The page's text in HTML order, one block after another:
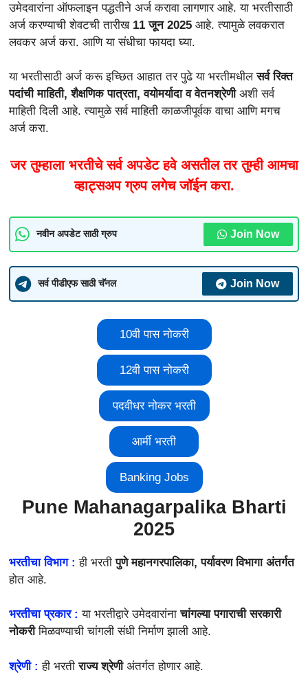
उमेदवारांना ऑफलाइन पद्धतीने अर्ज करावा लागणार आहे. या भरतीसाठी
अर्ज करण्याची शेवटची तारीख11 जून 2025 आहे. त्यामुळे लवकरात
लवकर अर्ज करा. आणि या संधीचा फायदा घ्या.
या भरतीसाठी अर्ज करू इच्छित आहात तर पुढे या भरतीमधीलसर्व रिक्त
पदांची माहिती, शैक्षणिक पात्रता, वयोमर्यादा व वेतनश्रेणीअशी सर्व
माहिती दिली आहे. त्यामुळे सर्व माहिती काळजीपूर्वक वाचा आणि मगच
अर्ज करा.
जर तुम्हाला भरतीचे सर्व अपडेट हवे असतील तर तुम्ही आमचा
व्हाट्सअप ग्रुप लगेच जॉईन करा.
नवीन अपडेट साठी ग्रुप Join Now
सर्व पीडीएफ साठी चॅनल Join Now
10वी पास नोकरी
12वी पास नोकरी
पदवीधर नोकर भरती
आर्मी भरती
Banking Jobs
Pune Mahanagarpalika Bharti
2025
भरतीचा विभाग : ही भरती पुणे महानगरपालिका, पर्यावरण विभागा अंतर्गत
होत आहे.
भरतीचा प्रकार :या भरतीद्वारे उमेदवारांना चांगल्या पगाराची सरकारी
नोकरीमिळवण्याची चांगली संधी निर्माण झाली आहे.
श्रेणी :ही भरतीराज्य श्रेणीअंतर्गत होणार आहे.